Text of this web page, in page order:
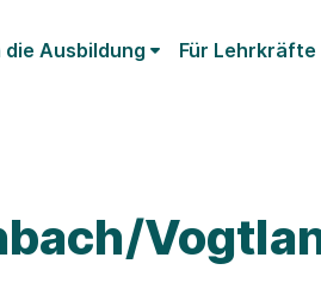
die Ausbildung Für Lehrkräfte